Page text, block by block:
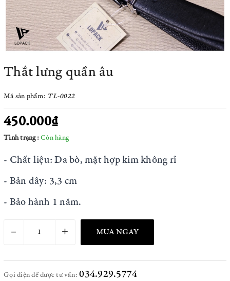
Thắt lưng quần âu
Mã sản phẩm: TL-0022
450.000₫
Tình trạng: Còn hàng
- Chất liệu: Da bò, mặt hợp kim không rỉ
- Bản dây: 3,3 cm
- Bảo hành 1 năm.
– + MUA NGAY
Gọi điện để được tư vấn:034.929.5774